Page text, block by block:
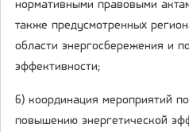
нормативными правовыми
также предусмотренных
области энергосбережения и
эффективности;
6) координация мероприятий
повышению энергетической